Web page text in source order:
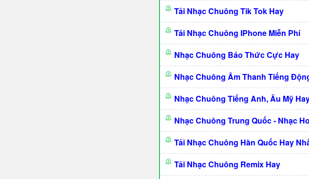
Tải Nhạc Chuông Tik Tok Hay
Tải Nhạc Chuông IPhone Miễn Phí
Nhạc Chuông Báo Thức Cực Hay
Nhạc Chuông Âm Thanh Tiếng
Nhạc Chuông Tiếng Anh, Âu Mỹ
Nhạc Chuông Trung Quốc - Nhạc
Tải Nhạc Chuông Hàn Quốc Hay
Tải Nhạc Chuông Remix Hay